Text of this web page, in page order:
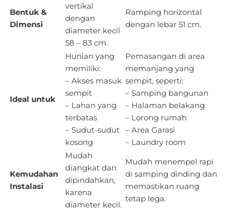
Bentuk &
Dimensi
vertikal
dengan
diameter kecil
58 – 83 cm.
Ramping horizontal
dengan lebar 51 cm.
Ideal untuk
Hunian yang
memiliki:
– Akses masuk
sempit
– Lahan yang
terbatas
– Sudut-sudut
kosong
Pemasangan di area
memanjang yang
sempit, seperti:
– Samping bangunan
– Halaman belakang
– Lorong rumah
– Area Garasi
– Laundry room
Kemudahan
Instalasi
Mudah
diangkat dan
dipindahkan,
karena
diameter kecil.
Mudah menempel rapi
di samping dinding dan
memastikan ruang
tetap lega.